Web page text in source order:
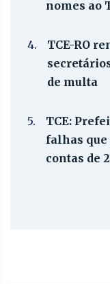
nomes ao
4.
TCE-RO
de multa
5.
TCE:
falhas que
contas de